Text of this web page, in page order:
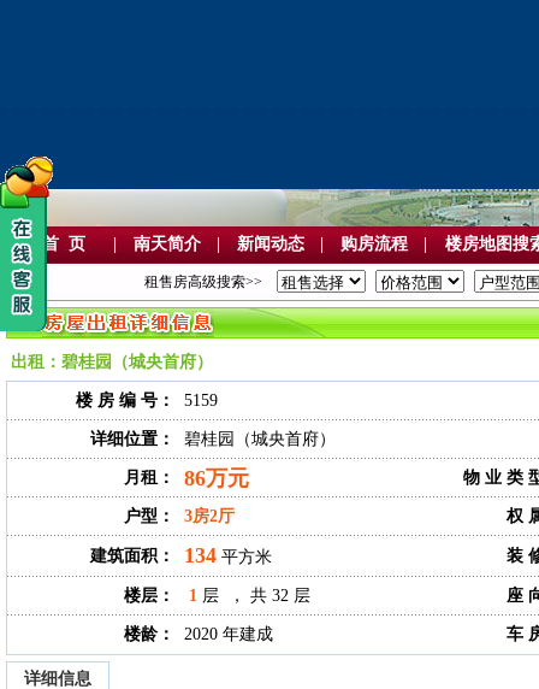
首 页 南天简介 新闻动态 购房流程 楼房地图搜
租售房高级搜索>>
出租：碧桂园（城央首府）
楼 房 编 号： 5159
详细位置： 碧桂园（城央首府）
月租： 86万元 物 业 类
户型： 3房2厅 权
建筑面积： 134 平方米 装
楼层： 1 层 ， 共 32 层 座
楼龄： 2020 年建成 车
详细信息